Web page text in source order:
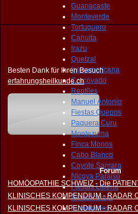
Guanacaste
Monteverde
Tortuguero
Cahuita
Irazu
Quetzal
Interamericana
Corcovado
Reptiles
Manuel Antonio
Fiestas Quepos
Paquera Curu
Montezuma
Finca Monos
Cabo Blanco
Coyote Samara
Nicoya Paraiso
Fiestas Liberia
Rincon Vieja
Fumoraoles
Besten Dank für Ihren Besuch
erfahrungsheilkunde.ch
Forum
HOMÖOPATHIE SCHWEIZ - Die
KLINISCHES KOMPENDIUM - RADAR
KLINISCHES KOMPENDIUM - RADAR